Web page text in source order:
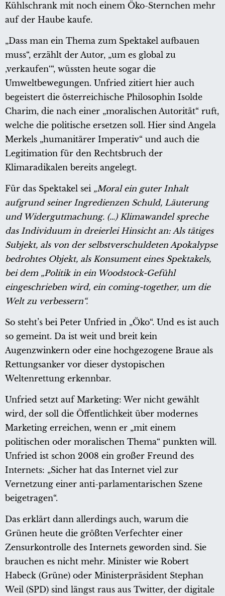
Kühlschrank mit noch einem Öko-Sternchen mehr
auf der Haube kaufe.
„Dass man ein Thema zum Spektakel aufbauen
muss“, erzählt der Autor, „um es global zu
‚verkaufen‘“, wüssten heute sogar die
Umweltbewegungen. Unfried zitiert hier auch
begeistert die österreichische Philosophin Isolde
Charim, die nach einer „moralischen Autorität“ ruft,
welche die politische ersetzen soll. Hier sind Angela
Merkels „humanitärer Imperativ“ und auch die
Legitimation für den Rechtsbruch der
Klimaradikalen bereits angelegt.
Für das Spektakel sei „Moral ein guter Inhalt
aufgrund seiner Ingredienzen Schuld, Läuterung
und Widergutmachung. (…) Klimawandel spreche
das Individuum in dreierlei Hinsicht an: Als tätiges
Subjekt, als von der selbstverschuldeten Apokalypse
bedrohtes Objekt, als Konsument eines Spektakels,
bei dem „Politik in ein Woodstock-Gefühl
eingeschrieben wird, ein coming-together, um die
Welt zu verbessern“.
So steht’s bei Peter Unfried in „Öko“. Und es ist auch
so gemeint. Da ist weit und breit kein
Augenzwinkern oder eine hochgezogene Braue als
Rettungsanker vor dieser dystopischen
Weltenrettung erkennbar.
Unfried setzt auf Marketing: Wer nicht gewählt
wird, der soll die Öffentlichkeit über modernes
Marketing erreichen, wenn er „mit einem
politischen oder moralischen Thema“ punkten will.
Unfried ist schon 2008 ein großer Freund des
Internets: „Sicher hat das Internet viel zur
Vernetzung einer anti-parlamentarischen Szene
beigetragen“.
Das erklärt dann allerdings auch, warum die
Grünen heute die größten Verfechter einer
Zensurkontrolle des Internets geworden sind. Sie
brauchen es nicht mehr. Minister wie Robert
Habeck (Grüne) oder Ministerpräsident Stephan
Weil (SPD) sind längst raus aus Twitter, der digitale